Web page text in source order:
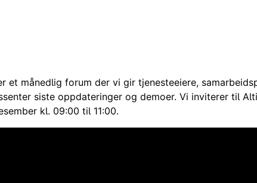
et månedlig forum der vi gir tjenesteeiere,
siste oppdateringer og demoer. Vi inviterer til
kl. 09:00 til 11:00.